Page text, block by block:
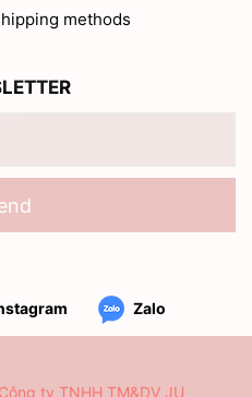
methods
Zalo
Công ty TNHH TM&DV JU